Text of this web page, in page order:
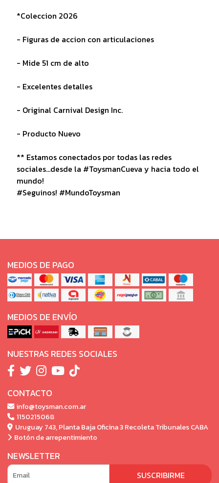
*Coleccion 2026
- Figuras de accion con articulaciones
- Mide 51 cm de alto
- Excelentes detalles
- Original Carnival Design Inc.
- Producto Nuevo
** Estamos conectados por todas las redes
sociales...desde la #ToysmanCueva y hacia todo el
mundo!
#Seguinos! #MundoToysman
MEDIOS DE PAGO
MEDIOS DE ENVÍO
NUESTRAS REDES SOCIALES
CONTACTO
info@toysman.com.ar
1150215068
Uruguay 743, Planta Baja Oficina 3 Recoleta Tribunales CABA
Botón de arrepentimiento
NEWSLETTER
SUSCRIBIRME